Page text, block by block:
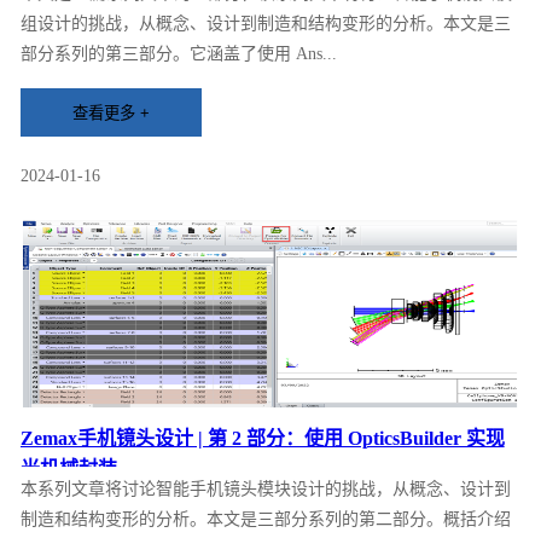
组设计的挑战，从概念、设计到制造和结构变形的分析。本文是三
部分系列的第三部分。它涵盖了使用 Ans...
2024-01-16
Zemax手机镜头设计 | 第 2 部分：使用 OpticsBuilder 实现
光机械封装
本系列文章将讨论智能手机镜头模块设计的挑战，从概念、设计到
制造和结构变形的分析。本文是三部分系列的第二部分。概括介绍